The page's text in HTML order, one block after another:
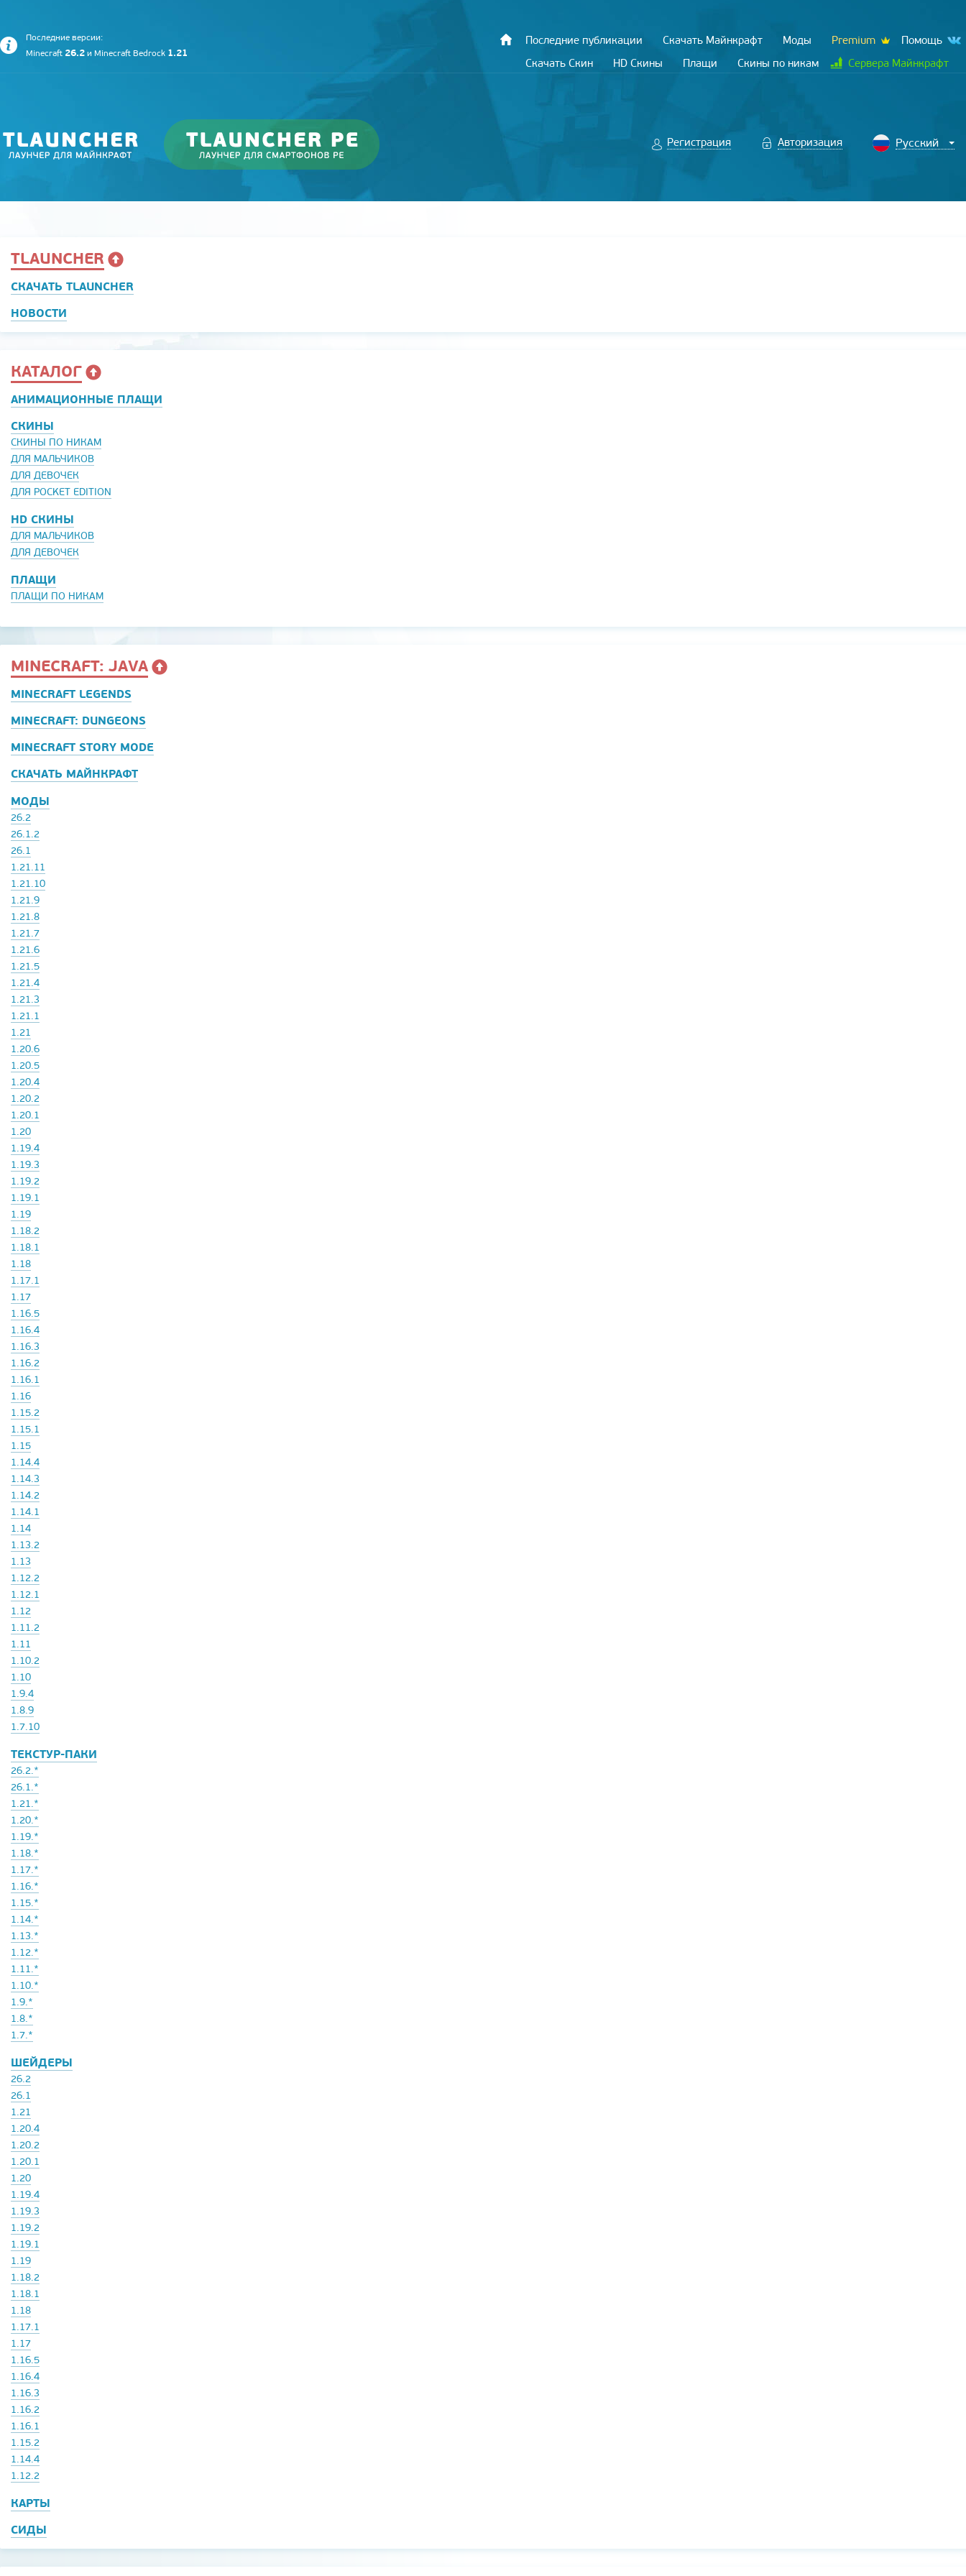
Последние версии:
Minecraft 26.2 и Minecraft Bedrock 1.21
Последние публикации Скачать Майнкрафт Моды Premium
Помощь
Скачать Скин
HD Скины Плащи Скины по никам Сервера Майнкрафт
Регистрация Авторизация
TLAUNCHER
СКАЧАТЬ TLAUNCHER
НОВОСТИ
КАТАЛОГ
АНИМАЦИОННЫЕ ПЛАЩИ
СКИНЫ
СКИНЫ ПО НИКАМ
ДЛЯ МАЛЬЧИКОВ
ДЛЯ ДЕВОЧЕК
ДЛЯ POCKET EDITION
HD СКИНЫ
ДЛЯ МАЛЬЧИКОВ
ДЛЯ ДЕВОЧЕК
ПЛАЩИ
ПЛАЩИ ПО НИКАМ
MINECRAFT: JAVA
MINECRAFT LEGENDS
MINECRAFT: DUNGEONS
MINECRAFT STORY MODE
СКАЧАТЬ МАЙНКРАФТ
МОДЫ
26.2
26.1.2
26.1
1.21.11
1.21.10
1.21.9
1.21.8
1.21.7
1.21.6
1.21.5
1.21.4
1.21.3
1.21.1
1.21
1.20.6
1.20.5
1.20.4
1.20.2
1.20.1
1.20
1.19.4
1.19.3
1.19.2
1.19.1
1.19
1.18.2
1.18.1
1.18
1.17.1
1.17
1.16.5
1.16.4
1.16.3
1.16.2
1.16.1
1.16
1.15.2
1.15.1
1.15
1.14.4
1.14.3
1.14.2
1.14.1
1.14
1.13.2
1.13
1.12.2
1.12.1
1.12
1.11.2
1.11
1.10.2
1.10
1.9.4
1.8.9
1.7.10
ТЕКСТУР-ПАКИ
26.2.*
26.1.*
1.21.*
1.20.*
1.19.*
1.18.*
1.17.*
1.16.*
1.15.*
1.14.*
1.13.*
1.12.*
1.11.*
1.10.*
1.9.*
1.8.*
1.7.*
ШЕЙДЕРЫ
26.2
26.1
1.21
1.20.4
1.20.2
1.20.1
1.20
1.19.4
1.19.3
1.19.2
1.19.1
1.19
1.18.2
1.18.1
1.18
1.17.1
1.17
1.16.5
1.16.4
1.16.3
1.16.2
1.16.1
1.15.2
1.14.4
1.12.2
КАРТЫ
СИДЫ